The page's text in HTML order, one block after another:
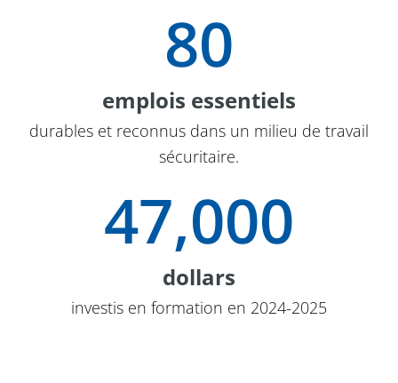
emplois essentiels
80
durables et reconnus dans un milieu de travail
sécuritaire.
dollars
47,000
investis en formation en 2024-2025